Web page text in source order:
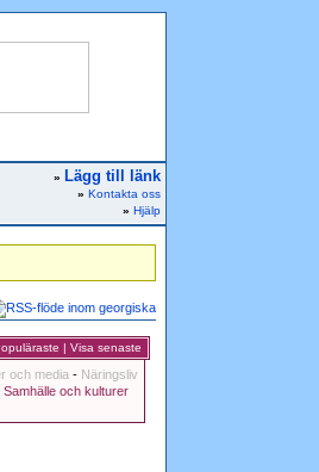
» Lägg till länk
» Kontakta oss
» Hjälp
| Visa senaste
och media - Näringsliv
Samhälle och kulturer